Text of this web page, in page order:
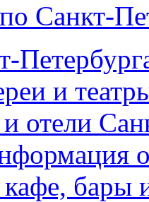
Санкт-
и
отели
бары